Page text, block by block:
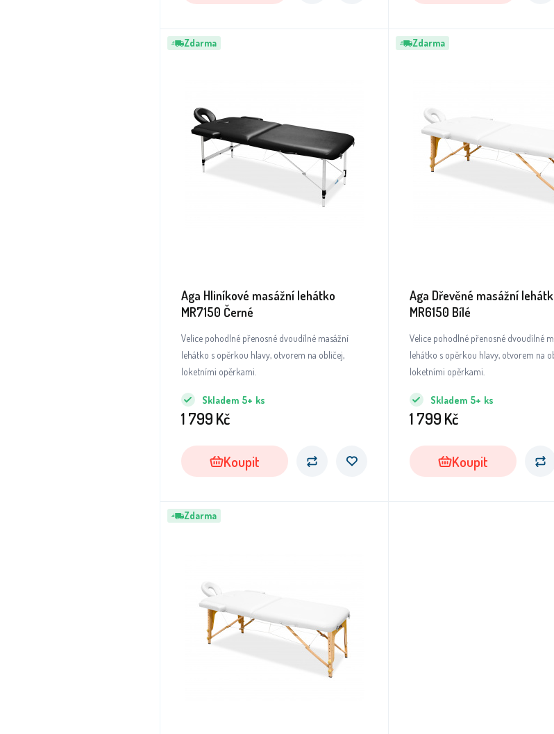
Zdarma
Aga Hliníkové masážní lehátko
MR7150 Černé
Velice pohodlné přenosné dvoudílné masážní
lehátko s opěrkou hlavy, otvorem na obličej,
loketními opěrkami.
Skladem 5+ ks
1 799 Kč
Koupit
Zdarma
Aga Dřevěné masážní
MR6150 Bílé
Velice pohodlné přenosné dvoudílné
lehátko s opěrkou hlavy, otvorem na
loketními opěrkami.
Skladem 5+ ks
1 799 Kč
Koupit
Zdarma